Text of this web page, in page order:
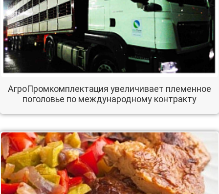
АгроПромкомплектация увеличивает племенное
поголовье по международному контракту